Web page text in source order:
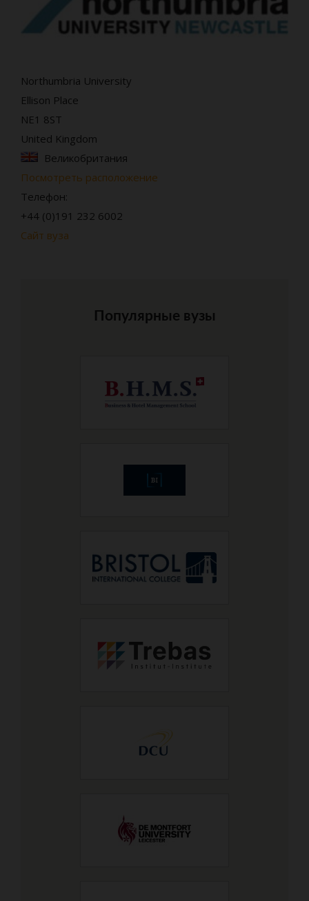
Northumbria University
Ellison Place
NE1 8ST
United Kingdom
Великобритания
Посмотреть расположение
Телефон:
+44 (0)191 232 6002
Сайт вуза
Популярные вузы